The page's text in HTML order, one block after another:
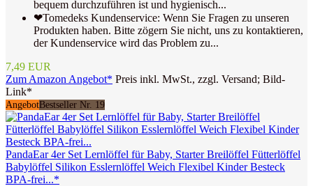
bequem durchzuführen ist und hygienisch...
❤Tomedeks Kundenservice: Wenn Sie Fragen zu unseren
Produkten haben. Bitte zögern Sie nicht, uns zu kontaktieren,
der Kundenservice wird das Problem zu...
7,49 EUR
Zum Amazon Angebot* Preis inkl. MwSt., zzgl. Versand; Bild-
Link*
AngebotBestseller Nr. 19
PandaEar 4er Set Lernlöffel für Baby, Starter Breilöffel Fütterlöffel
Babylöffel Silikon Esslernlöffel Weich Flexibel Kinder Besteck
BPA-frei...*